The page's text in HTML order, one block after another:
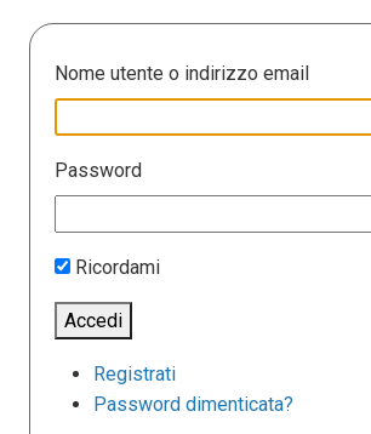
Nome utente o indirizzo email
Password
Ricordami
Accedi
Registrati
Password dimenticata?